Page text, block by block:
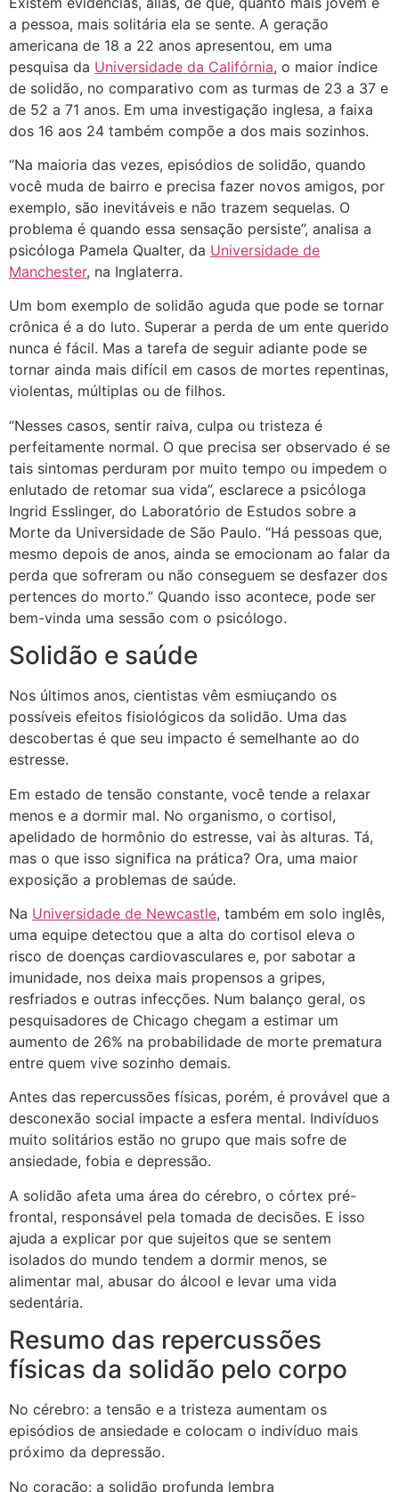
a pessoa, mais solitária ela se sente. A geração
americana de 18 a 22 anos apresentou, em uma
pesquisa da Universidade da Califórnia, o maior índice
de solidão, no comparativo com as turmas de 23 a 37 e
de 52 a 71 anos. Em uma investigação inglesa, a faixa
dos 16 aos 24 também compõe a dos mais sozinhos.
“Na maioria das vezes, episódios de solidão, quando
você muda de bairro e precisa fazer novos amigos, por
exemplo, são inevitáveis e não trazem sequelas. O
problema é quando essa sensação persiste”, analisa a
psicóloga Pamela Qualter, da Universidade de
Manchester, na Inglaterra.
Um bom exemplo de solidão aguda que pode se tornar
crônica é a do luto. Superar a perda de um ente querido
nunca é fácil. Mas a tarefa de seguir adiante pode se
tornar ainda mais difícil em casos de mortes repentinas,
violentas, múltiplas ou de filhos.
“Nesses casos, sentir raiva, culpa ou tristeza é
perfeitamente normal. O que precisa ser observado é se
tais sintomas perduram por muito tempo ou impedem o
enlutado de retomar sua vida”, esclarece a psicóloga
Ingrid Esslinger, do Laboratório de Estudos sobre a
Morte da Universidade de São Paulo. “Há pessoas que,
mesmo depois de anos, ainda se emocionam ao falar da
perda que sofreram ou não conseguem se desfazer dos
pertences do morto.” Quando isso acontece, pode ser
bem-vinda uma sessão com o psicólogo.
Solidão e saúde
Nos últimos anos, cientistas vêm esmiuçando os
possíveis efeitos fisiológicos da solidão. Uma das
descobertas é que seu impacto é semelhante ao do
estresse.
Em estado de tensão constante, você tende a relaxar
menos e a dormir mal. No organismo, o cortisol,
apelidado de hormônio do estresse, vai às alturas. Tá,
mas o que isso significa na prática? Ora, uma maior
exposição a problemas de saúde.
Na Universidade de Newcastle, também em solo inglês,
uma equipe detectou que a alta do cortisol eleva o
risco de doenças cardiovasculares e, por sabotar a
imunidade, nos deixa mais propensos a gripes,
resfriados e outras infecções. Num balanço geral, os
pesquisadores de Chicago chegam a estimar um
aumento de 26% na probabilidade de morte prematura
entre quem vive sozinho demais.
Antes das repercussões físicas, porém, é provável que a
desconexão social impacte a esfera mental. Indivíduos
muito solitários estão no grupo que mais sofre de
ansiedade, fobia e depressão.
A solidão afeta uma área do cérebro, o córtex pré-
frontal, responsável pela tomada de decisões. E isso
ajuda a explicar por que sujeitos que se sentem
isolados do mundo tendem a dormir menos, se
alimentar mal, abusar do álcool e levar uma vida
sedentária.
Resumo das repercussões
físicas da solidão pelo corpo
No cérebro: a tensão e a tristeza aumentam os
episódios de ansiedade e colocam o indivíduo mais
próximo da depressão.
No coração: a solidão profunda lembra